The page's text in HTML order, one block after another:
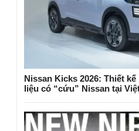
Nissan Kicks 2026: Thiết
liệu có “cứu” Nissan tại